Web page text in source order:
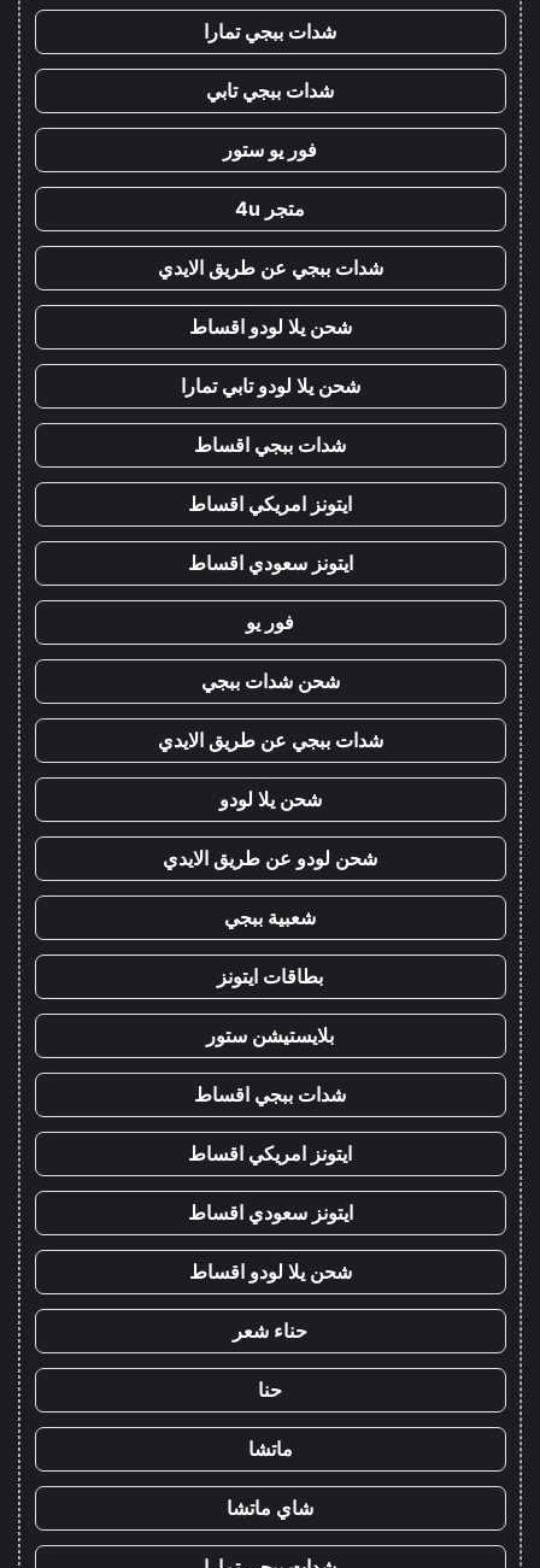
شدات ببجي تمارا
شدات ببجي تابي
فور يو ستور
متجر 4u
شدات ببجي عن طريق الايدي
شحن يلا لودو اقساط
شحن يلا لودو تابي تمارا
شدات ببجي اقساط
ايتونز امريكي اقساط
ايتونز سعودي اقساط
فور يو
شحن شدات ببجي
شدات ببجي عن طريق الايدي
شحن يلا لودو
شحن لودو عن طريق الايدي
شعبية ببجي
بطاقات ايتونز
بلايستيشن ستور
شدات ببجي اقساط
ايتونز امريكي اقساط
ايتونز سعودي اقساط
شحن يلا لودو اقساط
حناء شعر
حنا
ماتشا
شاي ماتشا